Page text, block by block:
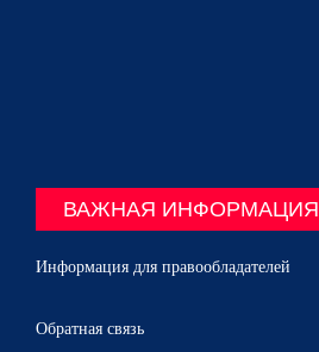
ВАЖНАЯ ИНФОРМАЦИЯ
Информация для правообладателей
Обратная связь